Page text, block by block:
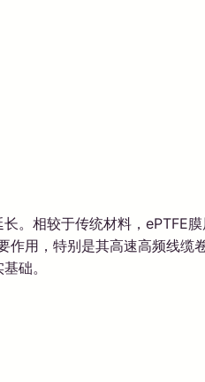
。相较于传统材料，ePTFE膜
作用，特别是其高速高频线缆
础。